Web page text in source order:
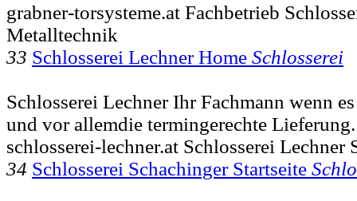
grabner-torsysteme.at Fachbetrieb
Metalltechnik
33 Schlosserei Lechner Home Schlosserei
Schlosserei Lechner Ihr Fachmann wenn
und vor allemdie termingerechte
schlosserei-lechner.at Schlosserei Lechner
34 Schlosserei Schachinger Startseite